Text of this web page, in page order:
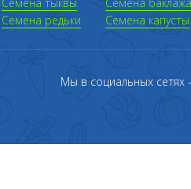
Семена редьки
Семена капусты
Мы в социальных